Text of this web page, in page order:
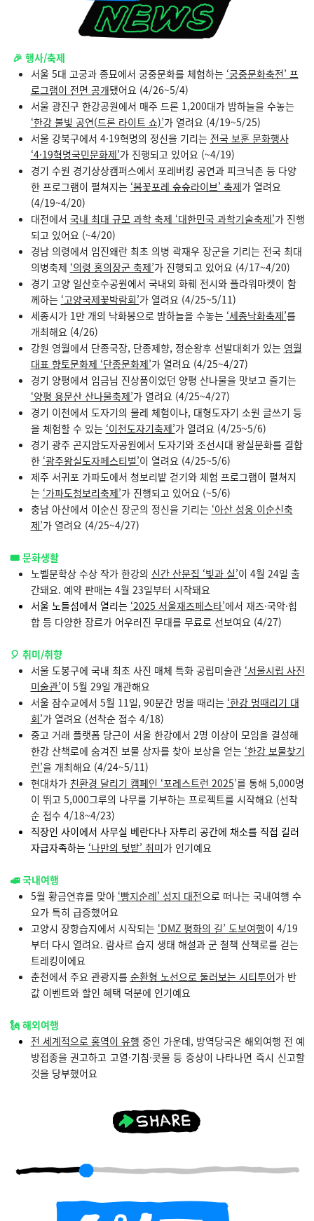
🎉 행사/축제
서울 5대 고궁과 종묘에서 궁중문화를 체험하는 ‘궁중문화축전’ 프
로그램이 전면 공개됐어요 (4/26~5/4)
서울 광진구 한강공원에서 매주 드론 1,200대가 밤하늘을 수놓는
‘한강 불빛 공연(드론 라이트 쇼)’가 열려요 (4/19~5/25)
서울 강북구에서 4·19혁명의 정신을 기리는 전국 보훈 문화행사
‘4·19혁명국민문화제’가 진행되고 있어요 (~4/19)
경기 수원 경기상상캠퍼스에서 포레버킹 공연과 피크닉존 등 다양
한 프로그램이 펼쳐지는 ‘봄꽃포레 숲숲라이브’ 축제가 열려요
(4/19~4/20)
대전에서 국내 최대 규모 과학 축제 ‘대한민국 과학기술축제’가 진행
되고 있어요 (~4/20)
경남 의령에서 임진왜란 최초 의병 곽재우 장군을 기리는 전국 최대
의병축제 ‘의령 홍의장군 축제’가 진행되고 있어요 (4/17~4/20)
경기 고양 일산호수공원에서 국내외 화훼 전시와 플라워마켓이 함
께하는 ‘고양국제꽃박람회’가 열려요 (4/25~5/11)
세종시가 1만 개의 낙화봉으로 밤하늘을 수놓는 ‘세종낙화축제’를
개최해요 (4/26)
강원 영월에서 단종국장, 단종제향, 정순왕후 선발대회가 있는 영월
대표 향토문화제 ‘단종문화제’가 열려요 (4/25~4/27)
경기 양평에서 임금님 진상품이었던 양평 산나물을 맛보고 즐기는
‘양평 용문산 산나물축제’가 열려요 (4/25~4/27)
경기 이천에서 도자기의 물레 체험이나, 대형도자기 소원 글쓰기 등
을 체험할 수 있는 ‘이천도자기축제’가 열려요 (4/25~5/6)
경기 광주 곤지암도자공원에서 도자기와 조선시대 왕실문화를 결합
한 ‘광주왕실도자페스티벌’이 열려요 (4/25~5/6)
제주 서귀포 가파도에서 청보리밭 걷기와 체험 프로그램이 펼쳐지
는 ‘가파도청보리축제’가 진행되고 있어요 (~5/6)
충남 아산에서 이순신 장군의 정신을 기리는 ‘아산 성웅 이순신축
제’가 열려요 (4/25~4/27)
🎟️ 문화생활
노벨문학상 수상 작가 한강의 신간 산문집 ‘빛과 실’이 4월 24일 출
간돼요. 예약 판매는 4월 23일부터 시작돼요
서울 노들섬에서 열리는 ‘2025 서울재즈페스타’에서 재즈·국악·힙
합 등 다양한 장르가 어우러진 무대를 무료로 선보여요 (4/27)
🎈 취미/취향
서울 도봉구에 국내 최초 사진 매체 특화 공립미술관 ‘서울시립 사진
미술관’이 5월 29일 개관해요
서울 잠수교에서 5월 11일, 90분간 멍을 때리는 ‘한강 멍때리기 대
회’가 열려요 (선착순 접수 4/18)
중고 거래 플랫폼 당근이 서울 한강에서 2명 이상이 모임을 결성해
한강 산책로에 숨겨진 보물 상자를 찾아 보상을 얻는 ‘한강 보물찾기
런’을 개최해요 (4/24~5/11)
현대차가 친환경 달리기 캠페인 ‘포레스트런 2025’를 통해 5,000명
이 뛰고 5,000그루의 나무를 기부하는 프로젝트를 시작해요 (선착
순 접수 4/18~4/23)
직장인 사이에서 사무실 베란다나 자투리 공간에 채소를 직접 길러
자급자족하는 ‘나만의 텃밭’ 취미가 인기예요
🚅국내여행
5월 황금연휴를 맞아 ‘빵지순례’ 성지 대전으로 떠나는 국내여행 수
요가 특히 급증했어요
고양시 장항습지에서 시작되는 ‘DMZ 평화의 길’ 도보여행이 4/19
부터 다시 열려요. 람사르 습지 생태 해설과 군 철책 산책로를 걷는
트레킹이에요
춘천에서 주요 관광지를 순환형 노선으로 둘러보는 시티투어가 반
값 이벤트와 할인 혜택 덕분에 인기예요
🗽 해외여행
전 세계적으로 홍역이 유행 중인 가운데, 방역당국은 해외여행 전 예
방접종을 권고하고 고열·기침·콧물 등 증상이 나타나면 즉시 신고할
것을 당부했어요